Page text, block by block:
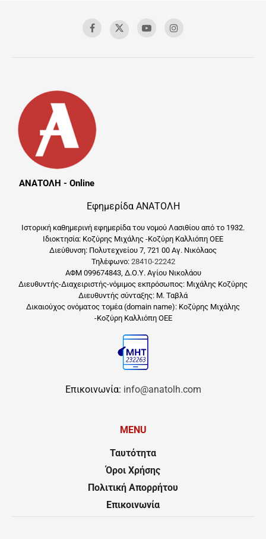
ΑΝΑΤΟΛΗ - Online
Εφημερίδα ΑΝΑΤΟΛΗ
Ιστορική καθημερινή εφημερίδα του νομού Λασιθίου από το 1932.
Ιδιοκτησία: Κοζύρης Μιχάλης -Κοζύρη Καλλιόπη ΟΕΕ
Διεύθυνση: Πολυτεχνείου 7, 721 00 Αγ. Νικόλαος
Τηλέφωνο: 28410-22242
ΑΦΜ 099674843, Δ.Ο.Υ. Αγίου Νικολάου
Διευθυντής-Διαχειριστής-νόμιμος εκπρόσωπος: Μιχάλης Κοζύρης
Διευθυντής σύνταξης: Μ. Ταβλά
Δικαιούχος ονόματος τομέα (domain name): Κοζύρης Μιχάλης
-Κοζύρη Καλλιόπη ΟΕΕ
Επικοινωνία: info@anatolh.com
MENU
Ταυτότητα
Όροι Χρήσης
Πολιτική Απορρήτου
Επικοινωνία